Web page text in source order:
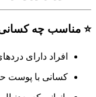
⭐ مناسب چه
افراد دارای
کسانی با پوست